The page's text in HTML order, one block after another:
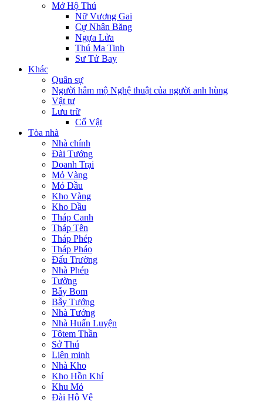
Mở Hộ Thú
Nữ Vương Gai
Cự Nhân Băng
Ngựa Lửa
Thú Ma Tinh
Sư Tử Bay
Khác
Quân sự
Người hâm mộ Nghệ thuật của người anh hùng
Vật tư
Lưu trữ
Cổ Vật
Tòa nhà
Nhà chính
Đài Tướng
Doanh Trại
Mỏ Vàng
Mỏ Dầu
Kho Vàng
Kho Dầu
Tháp Canh
Tháp Tên
Tháp Phép
Tháp Pháo
Đấu Trường
Nhà Phép
Tường
Bẫy Bom
Bẫy Tướng
Nhà Tướng
Nhà Huấn Luyện
Tôtem Thần
Sở Thú
Liên minh
Nhà Kho
Kho Hồn Khí
Khu Mỏ
Đài Hộ Vệ